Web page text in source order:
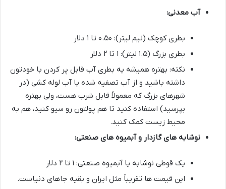
آب معدنی:
بطری کوچک (نیم لیتر): ۰.۵۰ تا ۱ دلار
بطری بزرگ (۱.۵ لیتر): ۱ تا ۲ دلار
نکته: بهتره همیشه یه بطری آب قابل پر کردن با خودتون
داشته باشید و از آب تصفیه شده یا آب لوله کشی (در
شهرهای بزرگ که معمولاً قابل شرب هست، ولی بهتره
بپرسید) استفاده کنید تا هم پولتون رو سیو کنید، هم به
محیط زیست کمک کنید.
نوشابه های گازدار و آبمیوه های صنعتی:
یک قوطی نوشابه یا آبمیوه صنعتی: ۱ تا ۲ دلار
این قیمت ها تقریباً مثل ایران و بقیه جاهای دنیاست.